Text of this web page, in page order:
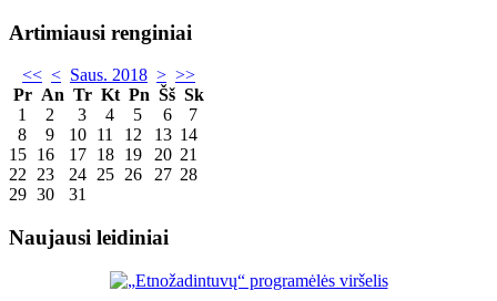
Artimiausi renginiai
<< < Saus. 2018 > >>
Pr An Tr Kt Pn Šš Sk
1
2 3 4 5 6
7
8
9 10 11 12 13 14
15 16 17 18 19 20 21
22 23 24 25 26 27 28
29 30 31
Naujausi leidiniai